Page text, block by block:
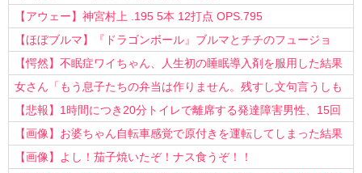
【アウェー】神宮村上 .195 5本 12打点 OPS.795
【ほぼブルマ】『ドラゴンボール』ブルマとチチのフュージョ
ン、クッソ可愛すぎるwwwwwww
【愕然】不眠症ワイちゃん、人生初の睡眠導入剤を服用した結果
ｗｗｗｗ
女さん「もう息子たちの弁当は作りません。残すし文句言うしも
う知らない！」
【悲報】1時間につき20分トイレで離席する発達障害男性、15回
以上転職を重ねてしまう
【画像】お婆ちゃん自転車感覚で原付きを運転してしまった結果
www
【画像】よし！茄子焼いたぞ！ナス食うぞ！！